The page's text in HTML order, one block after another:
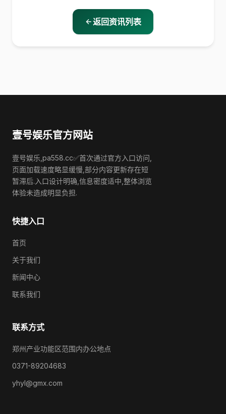
返回资讯列表
壹号娱乐官方网站
壹号娱乐,pa558.cc✅首次通过官方入口访问,
页面加载速度略显缓慢,部分内容更新存在短
暂滞后.入口设计明确,信息密度适中,整体浏览
体验未造成明显负担.
快捷入口
首页
关于我们
新闻中心
联系我们
联系方式
郑州产业功能区范围内办公地点
0371-89204683
yhyl@gmx.com